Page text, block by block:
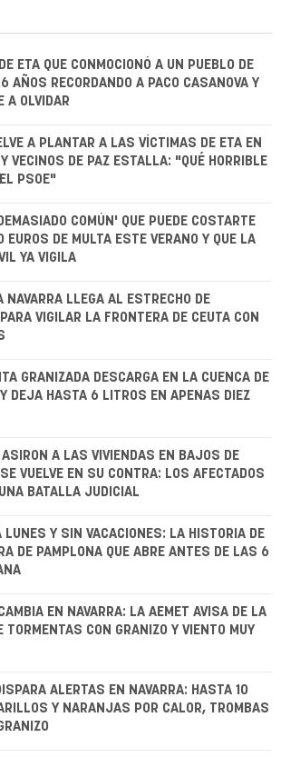
ETA QUE CONMOCIONÓ A UN PUEBLO DE
AÑOS RECORDANDO A PACO CASANOVA Y
A OLVIDAR
A PLANTAR A LAS VÍCTIMAS DE ETA EN
Y VECINOS DE PAZ ESTALLA: "QUÉ HORRIBLE
PSOE"
COMÚN' QUE PUEDE COSTARTE
EUROS DE MULTA ESTE VERANO Y QUE LA
YA VIGILA
NAVARRA LLEGA AL ESTRECHO DE
VIGILAR LA FRONTERA DE CEUTA CON
GRANIZADA DESCARGA EN LA CUENCA DE
DEJA HASTA 6 LITROS EN APENAS DIEZ
ASIRON A LAS VIVIENDAS EN BAJOS DE
VUELVE EN SU CONTRA: LOS AFECTADOS
BATALLA JUDICIAL
LUNES Y SIN VACACIONES: LA HISTORIA DE
DE PAMPLONA QUE ABRE ANTES DE LAS 6
EN NAVARRA: LA AEMET AVISA DE LA
TORMENTAS CON GRANIZO Y VIENTO MUY
ALERTAS EN NAVARRA: HASTA 10
Y NARANJAS POR CALOR, TROMBAS